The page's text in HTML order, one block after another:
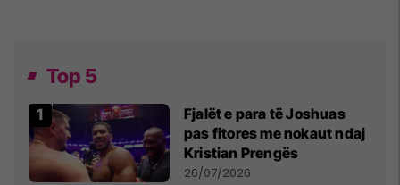
Top 5
Fjalët e para të Joshuas
pas fitores me nokaut ndaj
Kristian Prengës
26/07/2026